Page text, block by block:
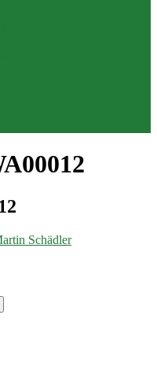
Schädler